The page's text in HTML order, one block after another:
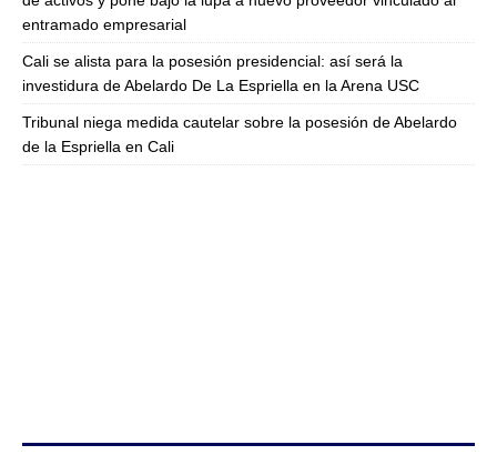
entramado empresarial
Cali se alista para la posesión presidencial: así será la
investidura de Abelardo De La Espriella en la Arena USC
Tribunal niega medida cautelar sobre la posesión de Abelardo
de la Espriella en Cali